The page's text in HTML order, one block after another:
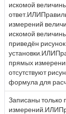
искомой
измерений
искомой
приведён
прямых
отсутствуют
формула для
Записаны только